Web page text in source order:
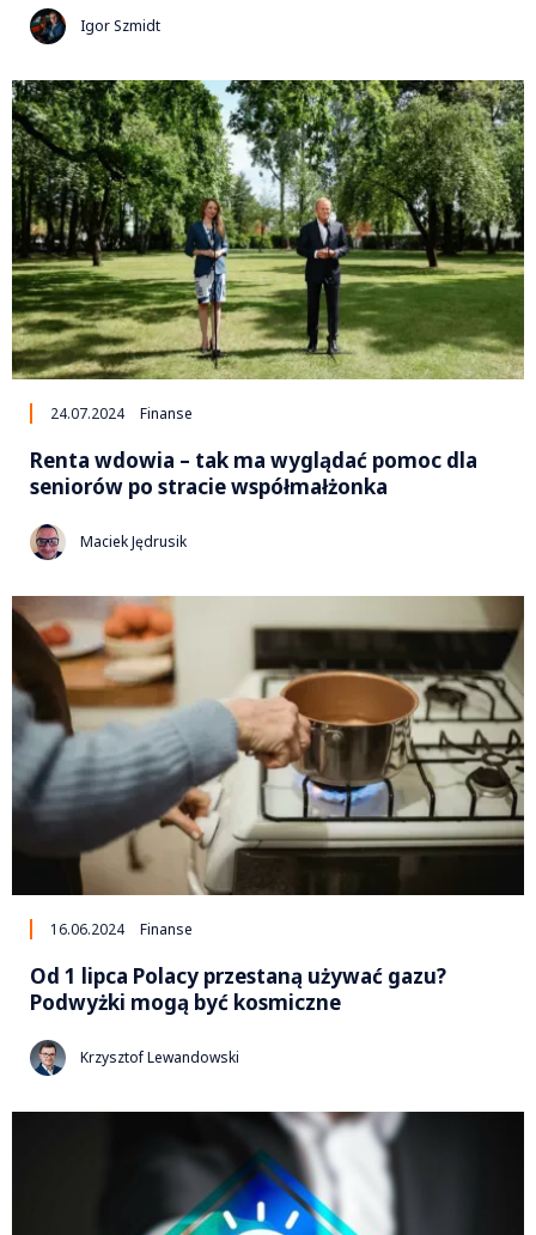
Igor Szmidt
24.07.2024 Finanse
Renta wdowia – tak ma wyglądać pomoc dla
seniorów po stracie współmałżonka
Maciek Jędrusik
16.06.2024 Finanse
Od 1 lipca Polacy przestaną używać gazu?
Podwyżki mogą być kosmiczne
Krzysztof Lewandowski